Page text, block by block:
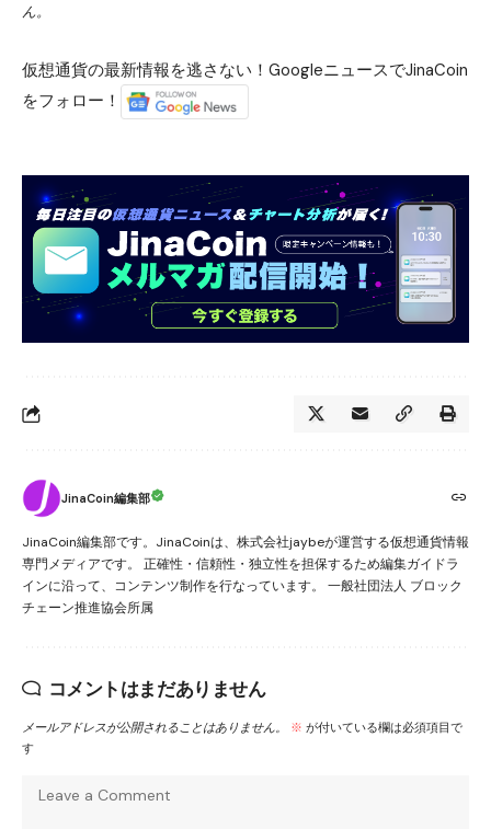
ん。
仮想通貨の最新情報を逃さない！GoogleニュースでJinaCoin
をフォロー！
JinaCoin編集部
JinaCoin編集部です。JinaCoinは、株式会社jaybeが運営する仮想通貨情報
専門メディアです。 正確性・信頼性・独立性を担保するため編集ガイドラ
インに沿って、コンテンツ制作を行なっています。 一般社団法人 ブロック
チェーン推進協会所属
コメントはまだありません
メールアドレスが公開されることはありません。 ※ が付いている欄は必須項目で
す